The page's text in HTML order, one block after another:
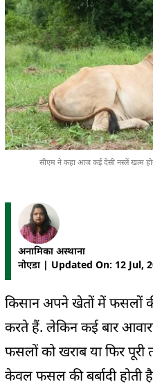
सीएम ने कहा आज कई देसी नस्लें खत्म
अनामिका अस्थाना
नोएडा | Updated On: 12 Jul,
किसान अपने खेतों में फसलों
करते हैं. लेकिन कई बार
फसलों को खराब या फिर
केवल फसल की बर्बादी होती